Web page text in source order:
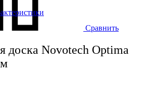
Сравнить
доска Novotech Optima